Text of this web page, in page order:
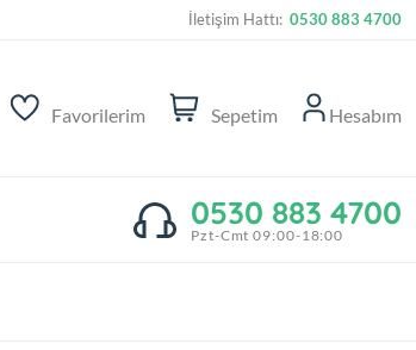
İletişim Hattı: 0530 883 4700
Favorilerim Sepetim Hesabım
0530 883 4700
Pzt-Cmt 09:00-18:00